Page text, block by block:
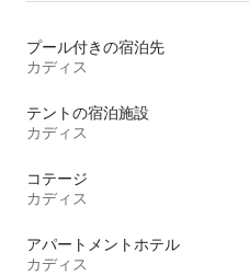
プール付きの宿泊先
カディス
テントの宿泊施設
カディス
コテージ
カディス
アパートメントホテル
カディス